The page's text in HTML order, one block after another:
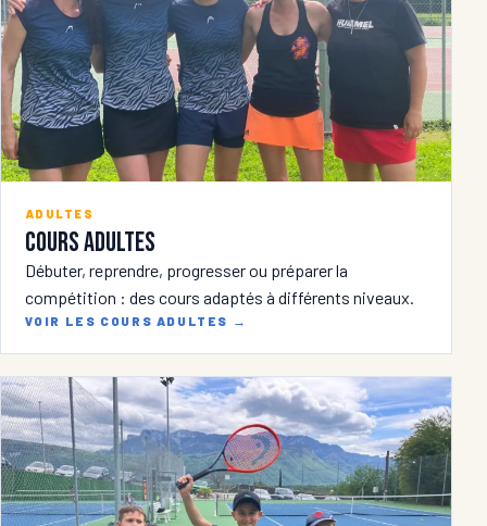
ADULTES
Cours adultes
Débuter, reprendre, progresser ou préparer la
compétition : des cours adaptés à différents niveaux.
VOIR LES COURS ADULTES →